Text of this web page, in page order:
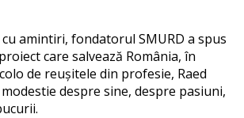
amintiri, fondatorul SMURD a spus
care salvează România, în
de reușitele din profesie, Raed
despre sine, despre pasiuni,